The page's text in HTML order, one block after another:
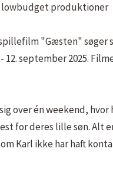
lowbudget produktioner
spillefilm "Gæsten"
12. september 2025.
over én weekend,
for deres lille søn. Alt
Karl ikke har haft